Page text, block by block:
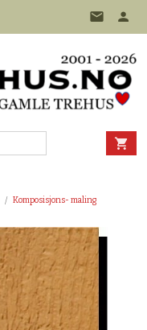
Komposisjons- maling